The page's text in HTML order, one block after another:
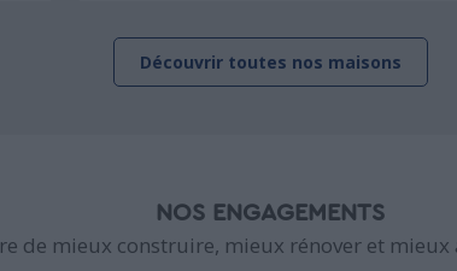
Découvrir toutes nos maisons
NOS ENGAGEMENTS
de mieux construire, mieux rénover et